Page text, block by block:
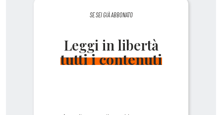
SE SEI GIÀ ABBONATO
Leggi in libertà
tutti i contenuti